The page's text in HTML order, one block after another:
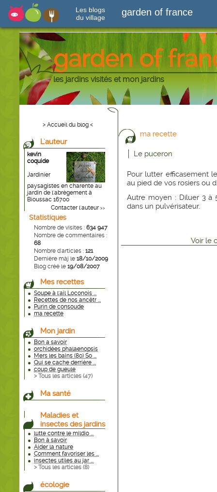
Les blogs
du village
garden of france
garden of
les jardins visités et mon jardins
> Accueil du blog <
L'auteur
kevin
coquide
Jardinier
paysagistes en charente au
jardin de l'abrègement à
Bioussac 16700
Contacter l'auteur >>
Statistiques
Nombre de visites : 634 947
Nombre de commentaires :
68
Nombre d'articles : 121
Dernière màj le 18/10/2009
Blog créé le 19/08/2007
Mes recettes
Soupe à l'ail Loconois ...
Recettes de nos ancêtr ...
Purin de consoude
ma recette
Mon jardin
Bon a savoir
orchidées phalaenopsis
Mers les bains (80) So ...
Qui se cache derrière ...
coup de gueule
> Tous les articles (47)
Ma santé
Maladies et
insectes des jardins
lutte contre le mildio ...
Bon à savoir
Aider la nature
Comment favoriser les ...
insectes utiles au jar ...
> Tous les articles (8)
écologie
ma recette
Le puceron
Pour lutter efficasement
au pied de vos rosiers ou
Autre moyen : Diluer 3 à
dans un pulvérisateur.
Voir le